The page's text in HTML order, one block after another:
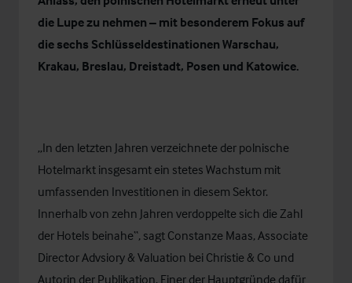
die Lupe zu nehmen – mit besonderem Fokus auf
die sechs Schlüsseldestinationen Warschau,
Krakau, Breslau, Dreistadt, Posen und Katowice.
„In den letzten Jahren verzeichnete der polnische
Hotelmarkt insgesamt ein stetes Wachstum mit
umfassenden Investitionen in diesem Sektor.
Innerhalb von zehn Jahren verdoppelte sich die Zahl
der Hotels beinahe“, sagt Constanze Maas, Associate
Director Advsiory & Valuation bei Christie & Co und
Autorin der Publikation. Einer der Hauptgründe dafür